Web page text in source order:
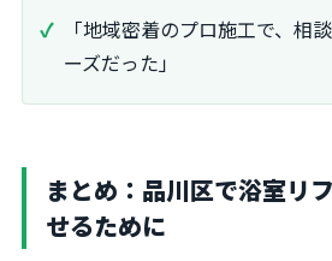
「地域密着のプロ施工で、相
ーズだった」
まとめ：品川区で浴室リ
せるために